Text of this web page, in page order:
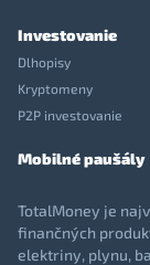
Investovanie
Dlhopisy
Kryptomeny
P2P investovanie
Mobilné paušály
TotalMoney je
finančných
elektriny, plynu,